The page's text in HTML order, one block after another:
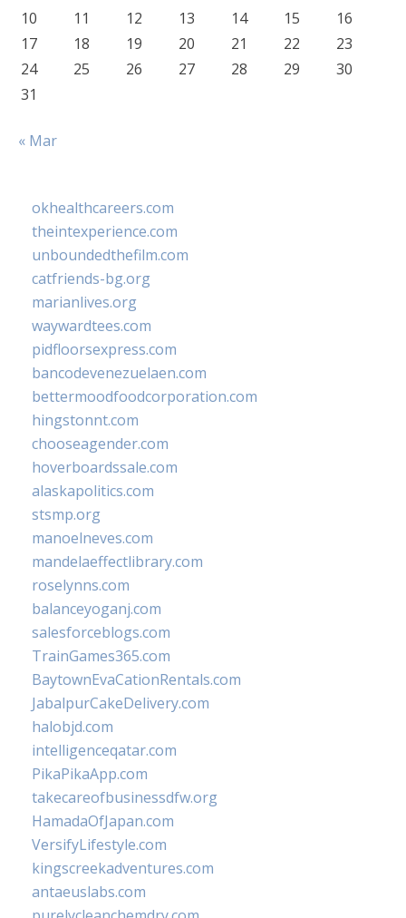
10
11 12 13 14 15
16
17
18 19 20 21 22
23
24
25 26 27 28 29
30
31
« Mar
okhealthcareers.com
theintexperience.com
unboundedthefilm.com
catfriends-bg.org
marianlives.org
waywardtees.com
pidfloorsexpress.com
bancodevenezuelaen.com
bettermoodfoodcorporation.com
hingstonnt.com
chooseagender.com
hoverboardssale.com
alaskapolitics.com
stsmp.org
manoelneves.com
mandelaeffectlibrary.com
roselynns.com
balanceyoganj.com
salesforceblogs.com
TrainGames365.com
BaytownEvaCationRentals.com
JabalpurCakeDelivery.com
halobjd.com
intelligenceqatar.com
PikaPikaApp.com
takecareofbusinessdfw.org
HamadaOfJapan.com
VersifyLifestyle.com
kingscreekadventures.com
antaeuslabs.com